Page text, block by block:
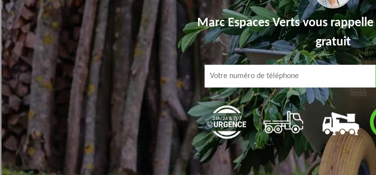
Marc Espaces Verts vous rappelle
gratuit